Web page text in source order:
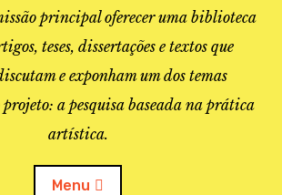
principal oferecer uma biblioteca
teses, dissertações e textos que
e exponham um dos temas
a pesquisa baseada na prática
artística.
Menu